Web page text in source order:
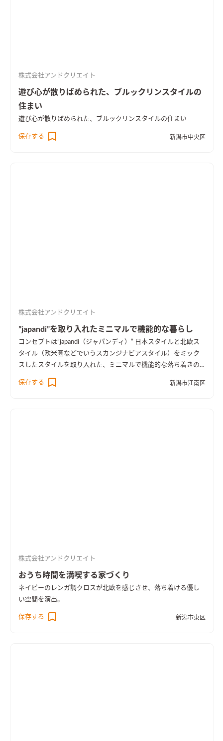
株式会社アンドクリエイト
遊び心が散りばめられた、ブルックリンスタイルの
住まい
遊び心が散りばめられた、ブルックリンスタイルの住まい
保存する 新潟市中央区
株式会社アンドクリエイト
”japandi”を取り入れたミニマルで機能的な暮らし
コンセプトは”japandi（ジャパンディ）” 日本スタイルと北欧ス
タイル（欧米圏などでいうスカンジナビアスタイル）をミック
スしたスタイルを取り入れた、ミニマルで機能的な落ち着きの
ある空間になっています。 1階で暮らしが完結し、家族の成長に
合わせ可変していくフォーメーション・ハウスです。
保存する 新潟市江南区
株式会社アンドクリエイト
おうち時間を満喫する家づくり
ネイビーのレンガ調クロスが北欧を感じさせ、落ち着ける優し
い空間を演出。
保存する 新潟市東区